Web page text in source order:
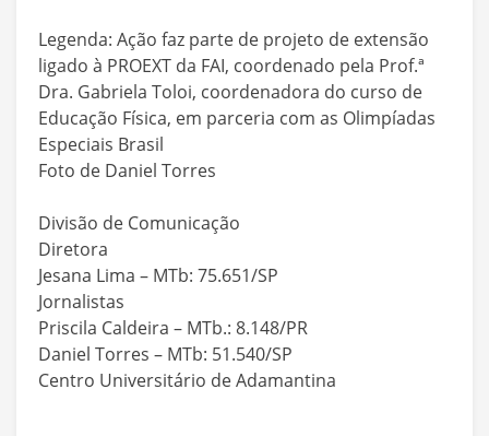
Legenda: Ação faz parte de projeto de extensão
ligado à PROEXT da FAI, coordenado pela Prof.ª
Dra. Gabriela Toloi, coordenadora do curso de
Educação Física, em parceria com as Olimpíadas
Especiais Brasil
Foto de Daniel Torres
Divisão de Comunicação
Diretora
Jesana Lima – MTb: 75.651/SP
Jornalistas
Priscila Caldeira – MTb.: 8.148/PR
Daniel Torres – MTb: 51.540/SP
Centro Universitário de Adamantina